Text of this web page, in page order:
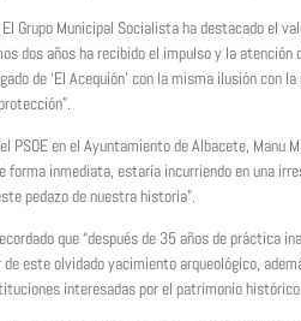
Grupo Municipal Socialista ha destacado el
dos años ha recibido el impulso y la
de ‘El Acequión’ con la misma ilusión
PSOE en el Ayuntamiento de Albacete, Manu
forma inmediata, estaría incurriendo en una
pedazo de nuestra historia”.
que “después de 35 años de práctica
este olvidado yacimiento arqueológico,
interesadas por el patrimonio histórico